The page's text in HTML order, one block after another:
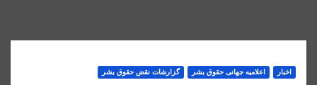
اخبار اعلاميه جهانی حقوق بشر گزارشات نقض حقوق بشر